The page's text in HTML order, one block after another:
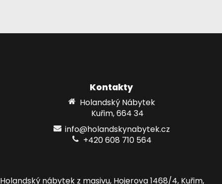
Kontakty
Holandský Nábytek
Kuřim, 664 34
info@holandskynabytek.cz
+420 608 710 564
Holandský nábytek z masivu, Hojerova 1468/4, Kuřim,